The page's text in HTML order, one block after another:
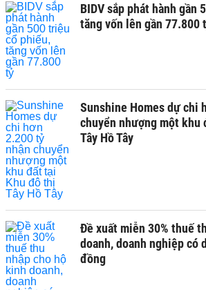
BIDV sắp phát hành gần
tăng vốn lên gần 77.800
Sunshine Homes dự chi
chuyển nhượng một khu
Tây Hồ Tây
Đề xuất miễn 30% thuế
doanh, doanh nghiệp có
đồng